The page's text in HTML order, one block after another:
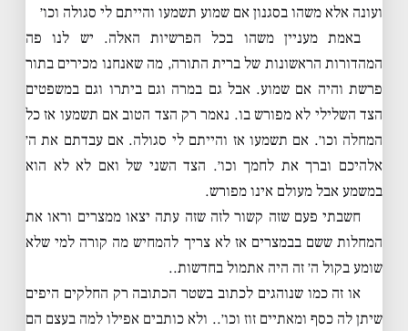
ועונה אלא משהו בסגנון אם שמוע תשמעו והייתם לי סגולה וכו׳
באמת מעניין משהו בכל הפרשיות האלה. יש לנו פה
המהדורות הראשונות של ברית התורה, מה שאנחנו מכירים בתור
פרשת והיה אם שמוע. אבל גם במרה וגם ביתרו וגם במשפטים
הצד השלילי לא מפורש בו. נאמר רק הצד הטוב אם תשמעו אז כל
המחלה וכו׳. אם תשמעו אז והייתם לי סגולה. אם עבדתם את ה׳
אלהיכם וברך את לחמך וכו׳. הצד השני של ואם לא לא הוא
במשמע אבל מעולם אינו מפורש.
חשבתי פעם שזה קשור לזה שזה עתה יצאו ממצרים וראו את
המחלות ששם בבמצרים אז לא צריך להמחיש מה קורה למי שלא
שומע בקול ה׳ זה היה אתמול בחדשות..
או זה כמו שנוהגים לכתוב בשטר הכתובה רק החלקים היפים
שיתן לה כסף ומאתיים זוז וכו׳.. ולא כותבים אפילו למה בעצם הם